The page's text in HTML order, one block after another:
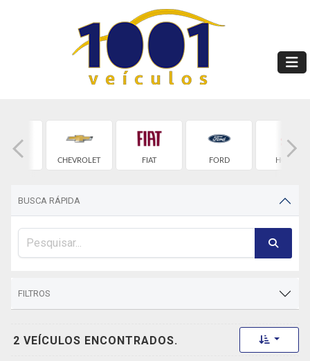
BYD
CHEVROLET
FIAT FORD HONDA
BUSCA RÁPIDA
FILTROS
2 VEÍCULOS ENCONTRADOS. Toggle